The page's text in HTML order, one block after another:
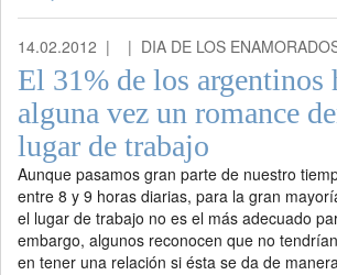
14.02.2012 | | DIA DE LOS
El 31% de los argentinos
alguna vez un romance
lugar de trabajo
Aunque pasamos gran parte de nuestro
entre 8 y 9 horas diarias, para la gran
el lugar de trabajo no es el más adecuado
embargo, algunos reconocen que no
en tener una relación si ésta se da de